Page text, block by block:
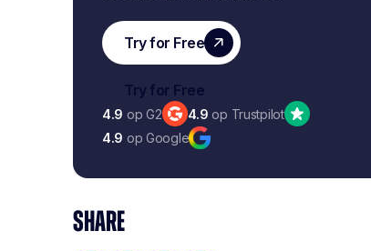
4.9 op G2 4.9 op Trustpilot
4.9 op Google
SHARE